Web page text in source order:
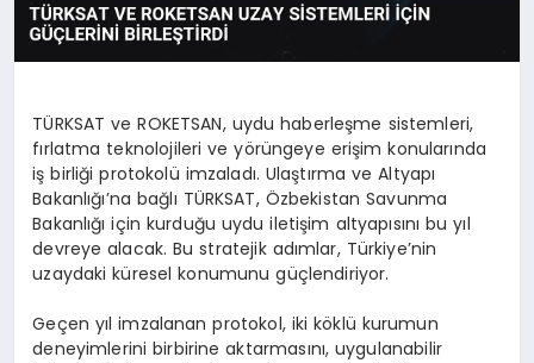
TÜRKSAT ve ROKETSAN, uydu haberleşme sistemleri,
fırlatma teknolojileri ve yörüngeye erişim konularında
iş birliği protokolü imzaladı. Ulaştırma ve Altyapı
Bakanlığı’na bağlı TÜRKSAT, Özbekistan Savunma
Bakanlığı için kurduğu uydu iletişim altyapısını bu yıl
devreye alacak. Bu stratejik adımlar, Türkiye’nin
uzaydaki küresel konumunu güçlendiriyor.
Geçen yıl imzalanan protokol, iki köklü kurumun
deneyimlerini birbirine aktarmasını, uygulanabilir